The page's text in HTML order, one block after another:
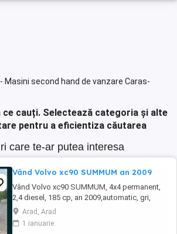
Masini second hand de vanzare Caras-
ce cauți. Selectează categoria și alte
pentru a eficientiza căutarea
care te-ar putea interesa
Vând Volvo xc90 SUMMUM an 2009
Vând Volvo xc90 SUMMUM, 4x4 permanent,
2,4 diesel, 185 cp, an 2009,automatic, gri,
250.000 km, ( reali, confirmați prin actele
deținute, TUV, facturi service etc, adus din
Germania in aprilie, înmatriculat în România,
Arad, Arad
1 ianuarie